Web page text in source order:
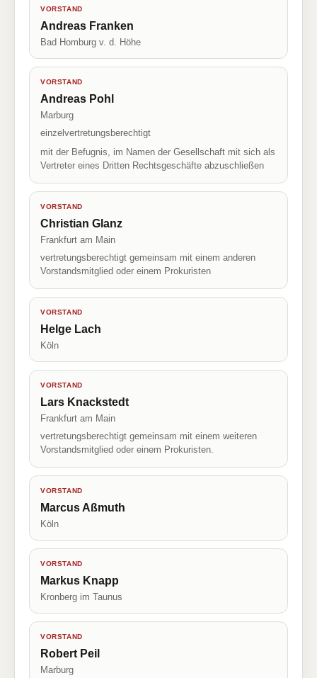
VORSTAND
Andreas Franken
Bad Homburg v. d. Höhe
VORSTAND
Andreas Pohl
Marburg
einzelvertretungsberechtigt
mit der Befugnis, im Namen der Gesellschaft mit sich als
Vertreter eines Dritten Rechtsgeschäfte abzuschließen
VORSTAND
Christian Glanz
Frankfurt am Main
vertretungsberechtigt gemeinsam mit einem anderen
Vorstandsmitglied oder einem Prokuristen
VORSTAND
Helge Lach
Köln
VORSTAND
Lars Knackstedt
Frankfurt am Main
vertretungsberechtigt gemeinsam mit einem weiteren
Vorstandsmitglied oder einem Prokuristen.
VORSTAND
Marcus Aßmuth
Köln
VORSTAND
Markus Knapp
Kronberg im Taunus
VORSTAND
Robert Peil
Marburg